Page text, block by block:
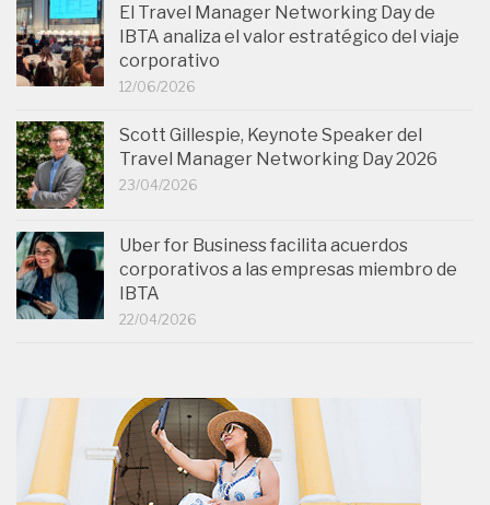
El Travel Manager Networking Day de
IBTA analiza el valor estratégico del viaje
corporativo
12/06/2026
Scott Gillespie, Keynote Speaker del
Travel Manager Networking Day 2026
23/04/2026
Uber for Business facilita acuerdos
corporativos a las empresas miembro de
IBTA
22/04/2026